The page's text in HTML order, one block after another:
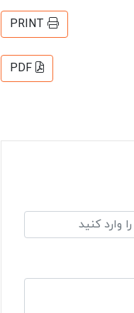
PRINT
PDF